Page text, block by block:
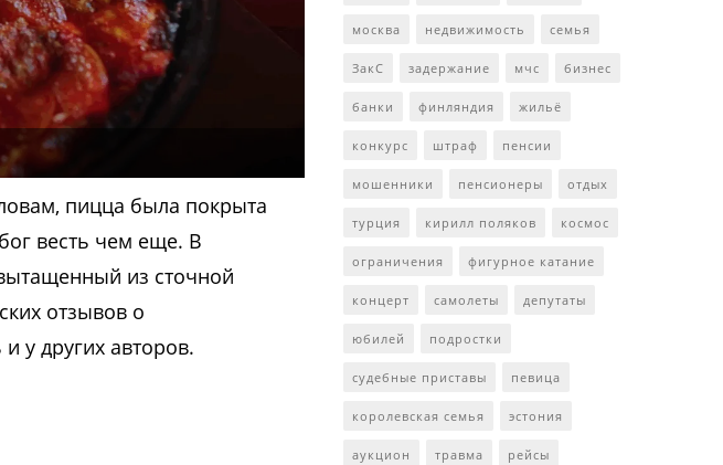
пицца была покрыта
весть чем еще. В
из сточной
отзывов о
у других авторов.
москва недвижимость семья
ЗакС задержание мчс бизнес
банки финляндия жильё
конкурс штраф пенсии
мошенники пенсионеры отдых
турция кирилл поляков космос
ограничения фигурное катание
концерт самолеты депутаты
юбилей подростки
судебные приставы певица
королевская семья эстония
аукцион травма рейсы